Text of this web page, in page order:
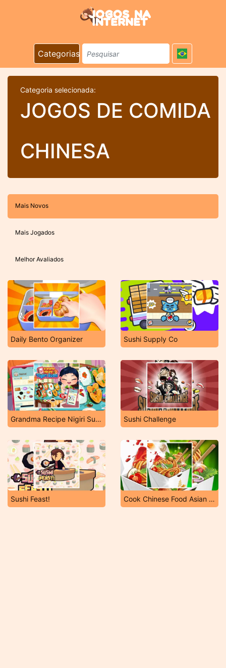
Categorias
Categoria selecionada:
JOGOS DE COMIDA
CHINESA
Mais Novos
Mais Jogados
Melhor Avaliados
Daily Bento Organizer Sushi Supply Co
Grandma Recipe Nigiri Sushi Sushi Challenge
Sushi Feast! Cook Chinese Food Asian Cooking